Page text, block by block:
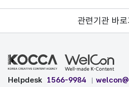
관련기관 바로
Helpdesk 1566-9984